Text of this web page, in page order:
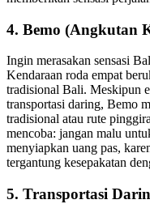
4. Bemo (Angkutan
Ingin merasakan sensasi
Kendaraan roda empat
tradisional Bali. Meskipun
transportasi daring, Bemo
tradisional atau rute
mencoba: jangan malu
menyiapkan uang pas,
tergantung kesepakatan
5. Transportasi